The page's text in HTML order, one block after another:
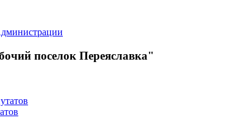
поселок Переяславка"